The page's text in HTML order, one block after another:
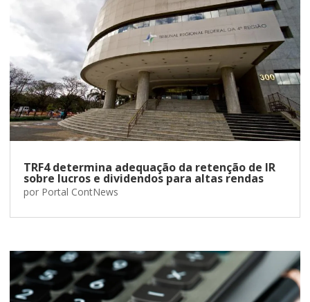
TRF4 determina adequação da retenção de IR
sobre lucros e dividendos para altas rendas
por Portal ContNews